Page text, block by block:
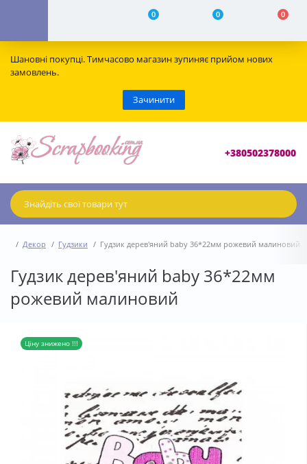
0 0 0
Шановні покупці. Тимчасово магазин зупиняє прийом нових
замовлень.
Зачинити
+380502378000
Декор Гудзики Гудзик дерев'яний baby 36*22мм рожевий малиновий
Гудзик дерев'яний baby 36*22мм
рожевий малиновий
Ціну знижено !!!